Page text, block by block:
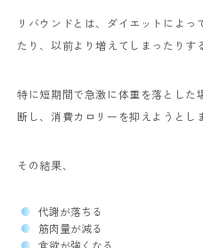
リバウンドとは、ダイエットによ
たり、以前より増えてしまったりす
特に短期間で急激に体重を落とした
断し、消費カロリーを抑えようとし
その結果、
代謝が落ちる
筋肉量が減る
食欲が強くなる